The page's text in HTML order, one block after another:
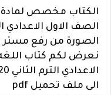
الكتاب مخصص لمادة
الصف الاول الاعدادي
الصورة من رفع مستر
نعرض لكم كتاب اللغه
الى ملف تحميل pdf